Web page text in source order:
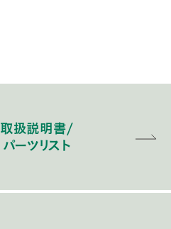
取扱説明書/
パーツリスト